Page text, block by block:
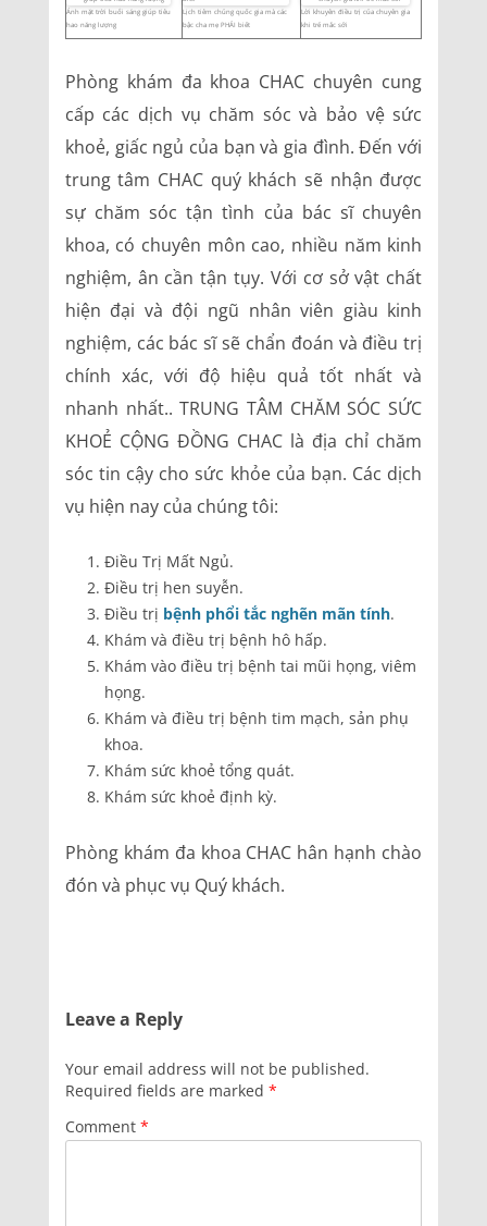
Ánh mặt trời buổi sáng giúp tiêu
hao năng lượng
Lịch tiêm chủng quốc gia mà các
bậc cha mẹ PHẢI biết
Lời khuyên điều trị của chuyên gia
khi trẻ mắc sởi
Phòng khám đa khoa CHAC chuyên cung
cấp các dịch vụ chăm sóc và bảo vệ sức
khoẻ, giấc ngủ của bạn và gia đình. Đến với
trung tâm CHAC quý khách sẽ nhận được
sự chăm sóc tận tình của bác sĩ chuyên
khoa, có chuyên môn cao, nhiều năm kinh
nghiệm, ân cần tận tụy. Với cơ sở vật chất
hiện đại và đội ngũ nhân viên giàu kinh
nghiệm, các bác sĩ sẽ chẩn đoán và điều trị
chính xác, với độ hiệu quả tốt nhất và
nhanh nhất.. TRUNG TÂM CHĂM SÓC SỨC
KHOẺ CỘNG ĐỒNG CHAC là địa chỉ chăm
sóc tin cậy cho sức khỏe của bạn. Các dịch
vụ hiện nay của chúng tôi:
Điều Trị Mất Ngủ.
Điều trị hen suyễn.
Điều trị bệnh phổi tắc nghẽn mãn tính.
Khám và điều trị bệnh hô hấp.
Khám vào điều trị bệnh tai mũi họng, viêm
họng.
Khám và điều trị bệnh tim mạch, sản phụ
khoa.
Khám sức khoẻ tổng quát.
Khám sức khoẻ định kỳ.
Phòng khám đa khoa CHAC hân hạnh chào
đón và phục vụ Quý khách.
Leave a Reply
Your email address will not be published.
Required fields are marked *
Comment *